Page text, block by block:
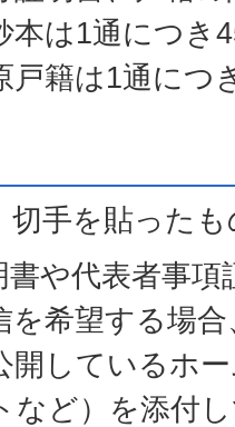
本は1通につき
戸籍は1通につ
切手を貼ったも
書や代表者事
を希望する場
開しているホ
など）を添付